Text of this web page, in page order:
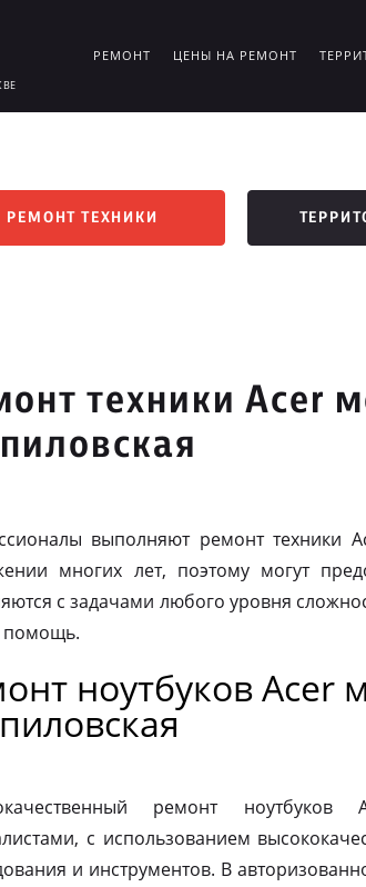
РЕМОНТ ЦЕНЫ НА РЕМОНТ
РЕМОНТ ТЕХНИКИ
техники Acer
выполняют ремонт техники
многих лет, поэтому могут
с задачами любого уровня
помощь.
ноутбуков Acer
ремонт
с использованием
и инструментов. В